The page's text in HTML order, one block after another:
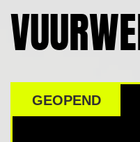
GEOPEND